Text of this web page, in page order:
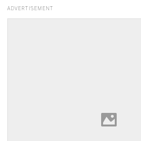
ADVERTISEMENT